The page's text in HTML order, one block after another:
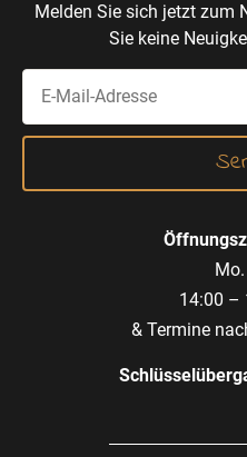
Melden Sie sich jetzt zum
Sie keine
14:00 –
& Termine